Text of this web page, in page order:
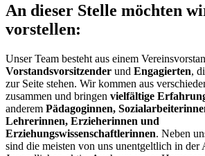
An dieser Stelle möchten
vorstellen:
Unser Team besteht aus einem
Vorstandsvorsitzender und Engagierten,
zur Seite stehen. Wir kommen aus
zusammen und bringen vielfältige
anderem Pädagoginnen,
Lehrerinnen, Erzieherinnen und
Erziehungswissenschaftlerinnen. Neben
sind die meisten von uns unentgeltlich in